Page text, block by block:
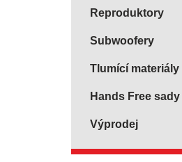
Reproduktory
Subwoofery
Tlumící materiály
Hands Free sady
Výprodej